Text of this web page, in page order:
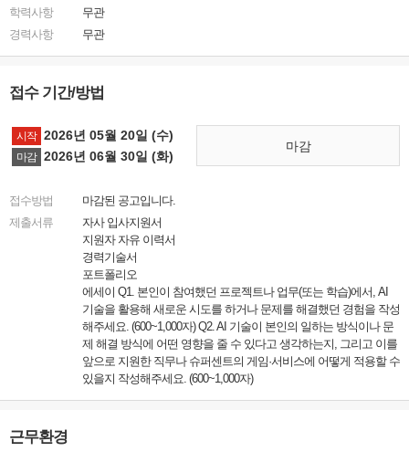
학력사항
무관
경력사항
무관
접수 기간/방법
시작 2026년 05월 20일 (수)
마감 2026년 06월 30일 (화)
마감
접수방법
마감된 공고입니다.
제출서류
자사 입사지원서
지원자 자유 이력서
경력기술서
포트폴리오
에세이 Q1. 본인이 참여했던 프로젝트나 업무(또는 학습)에서, AI
기술을 활용해 새로운 시도를 하거나 문제를 해결했던 경험을 작성
해주세요. (600~1,000자) Q2. AI 기술이 본인의 일하는 방식이나 문
제 해결 방식에 어떤 영향을 줄 수 있다고 생각하는지, 그리고 이를
앞으로 지원한 직무나 슈퍼센트의 게임·서비스에 어떻게 적용할 수
있을지 작성해주세요. (600~1,000자)
근무환경